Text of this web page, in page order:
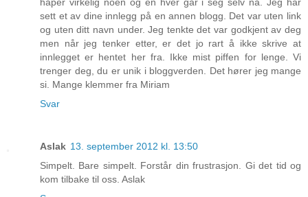
håper virkelig noen og en hver går i seg selv nå. Jeg har
sett et av dine innlegg på en annen blogg. Det var uten link
og uten ditt navn under. Jeg tenkte det var godkjent av deg
men når jeg tenker etter, er det jo rart å ikke skrive at
innlegget er hentet her fra. Ikke mist piffen for lenge. Vi
trenger deg, du er unik i bloggverden. Det hører jeg mange
si. Mange klemmer fra Miriam
Svar
Aslak 13. september 2012 kl. 13:50
Simpelt. Bare simpelt. Forstår din frustrasjon. Gi det tid og
kom tilbake til oss. Aslak